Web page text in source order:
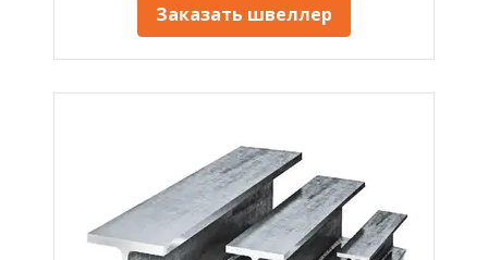
Заказать швеллер